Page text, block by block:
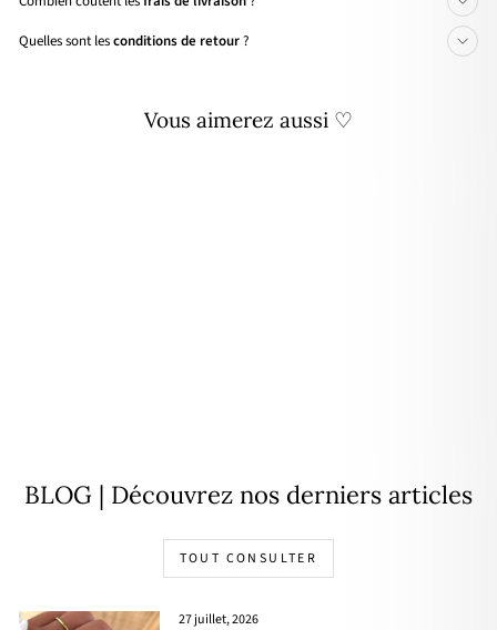
Quelles sont lesconditions de retour?
Vous aimerez aussi ♡
BLOG | Découvrez nos derniers articles
TOUT CONSULTER
27 juillet, 2026